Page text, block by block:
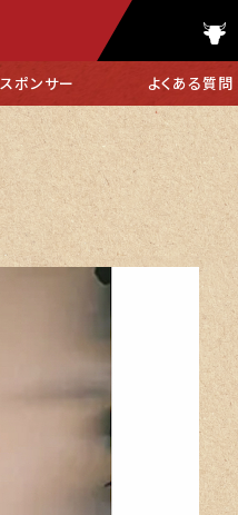
スポンサー よくある質問